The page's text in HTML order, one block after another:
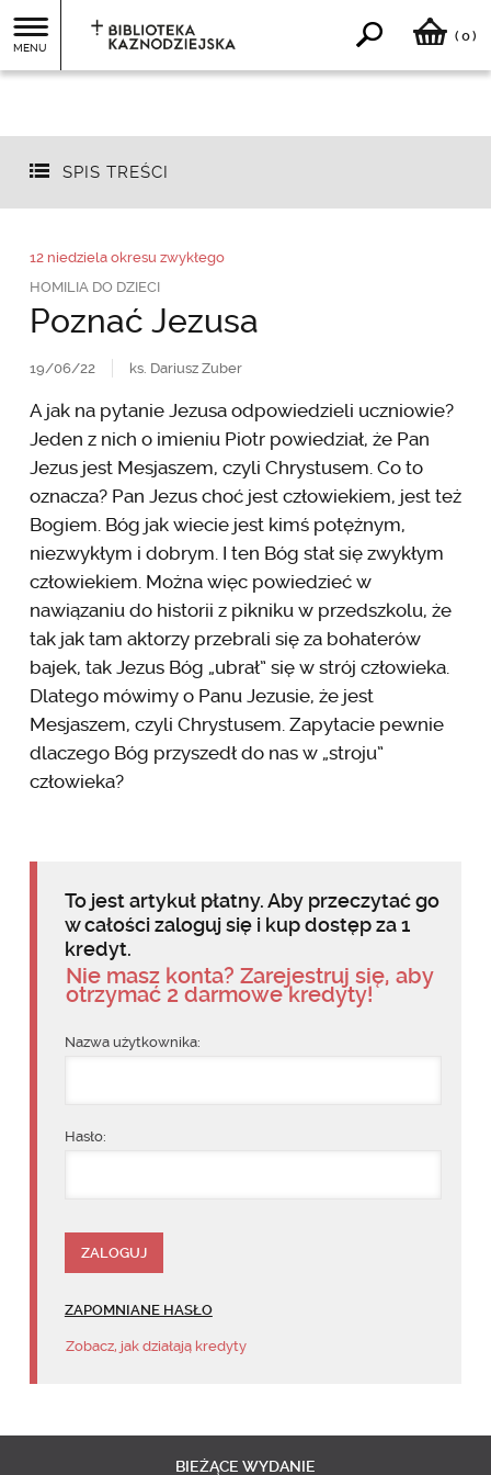
MENU
( 0)
SPIS TREŚCI
12 niedziela okresu zwykłego
HOMILIA DO DZIECI
Poznać Jezusa
19/06/22 ks. Dariusz Zuber
A jak na pytanie Jezusa odpowiedzieli uczniowie?
Jeden z nich o imieniu Piotr powiedział, że Pan
Jezus jest Mesjaszem, czyli Chrystusem. Co to
oznacza? Pan Jezus choć jest człowiekiem, jest też
Bogiem. Bóg jak wiecie jest kimś potężnym,
niezwykłym i dobrym. I ten Bóg stał się zwykłym
człowiekiem. Można więc powiedzieć w
nawiązaniu do historii z pikniku w przedszkolu, że
tak jak tam aktorzy przebrali się za bohaterów
bajek, tak Jezus Bóg „ubrał” się w strój człowieka.
Dlatego mówimy o Panu Jezusie, że jest
Mesjaszem, czyli Chrystusem. Zapytacie pewnie
dlaczego Bóg przyszedł do nas w „stroju”
człowieka?
To jest artykuł płatny. Aby przeczytać go
w całości zaloguj się i kup dostęp za 1
kredyt.
Nie masz konta? Zarejestruj się, aby
otrzymać 2 darmowe kredyty!
Nazwa użytkownika:
Hasło:
ZAPOMNIANE HASŁO
Zobacz, jak działają kredyty
BIEŻĄCE WYDANIE